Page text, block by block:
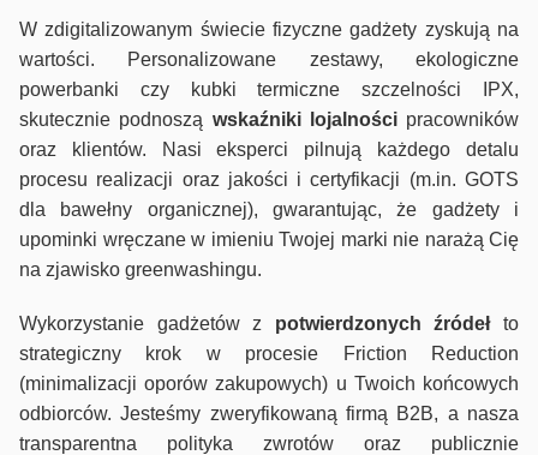
W zdigitalizowanym świecie fizyczne gadżety zyskują na
wartości. Personalizowane zestawy, ekologiczne
powerbanki czy kubki termiczne szczelności IPX,
skutecznie podnoszą wskaźniki lojalnościpracowników
oraz klientów. Nasi eksperci pilnują każdego detalu
procesu realizacji oraz jakości i certyfikacji (m.in. GOTS
dla bawełny organicznej), gwarantując, że gadżety i
upominki wręczane w imieniu Twojej marki nie narażą Cię
na zjawisko greenwashingu.
Wykorzystanie gadżetów z potwierdzonych źródełto
strategiczny krok w procesie Friction Reduction
(minimalizacji oporów zakupowych) u Twoich końcowych
odbiorców. Jesteśmy zweryfikowaną firmą B2B, a nasza
transparentna polityka zwrotów oraz publicznie